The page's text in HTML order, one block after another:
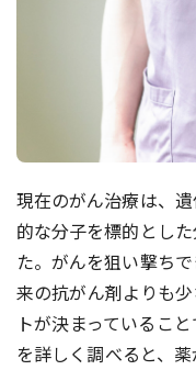
現在のがん治療は、
的な分⼦を標的とし
た。がんを狙い撃ち
来の抗がん剤よりも
トが決まっているこ
を詳しく調べると、